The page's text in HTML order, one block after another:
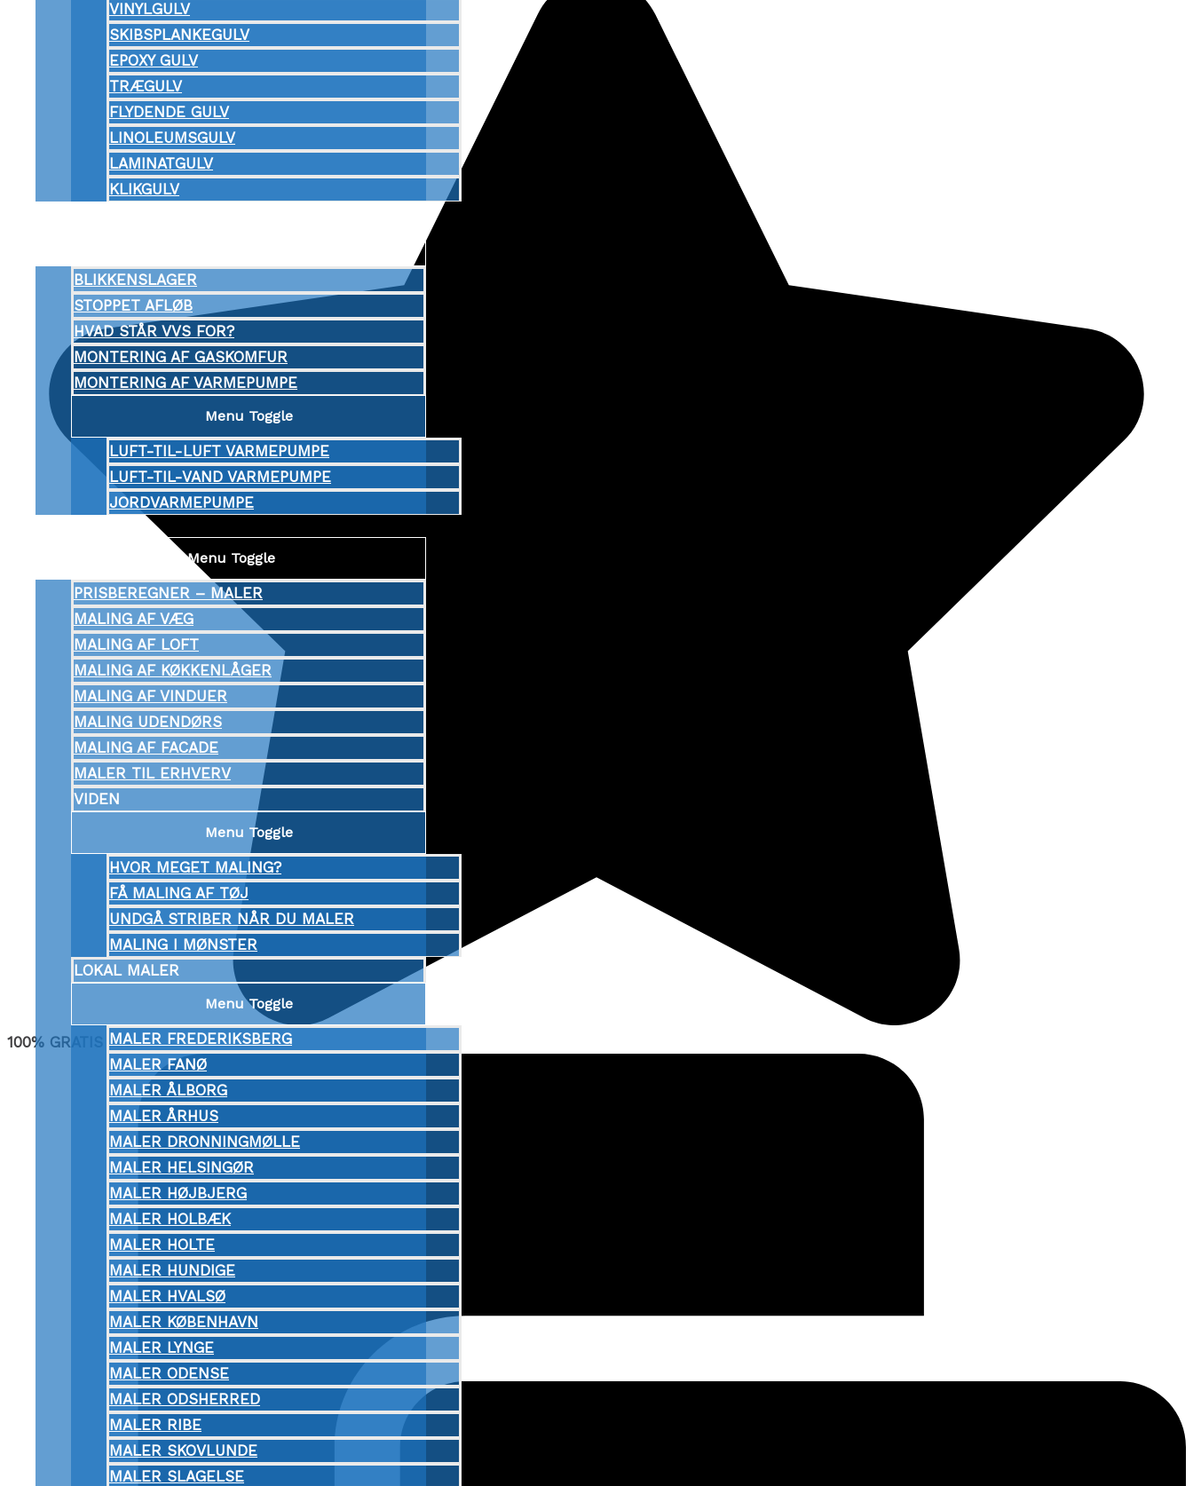
VINYLGULV
SKIBSPLANKEGULV
EPOXY GULV
TRÆGULV
FLYDENDE GULV
LINOLEUMSGULV
LAMINATGULV
KLIKGULV
BLIKKENSLAGER
STOPPET AFLØB
HVAD STÅR VVS FOR?
MONTERING AF GASKOMFUR
MONTERING AF VARMEPUMPE
Menu Toggle
LUFT-TIL-LUFT VARMEPUMPE
LUFT-TIL-VAND VARMEPUMPE
JORDVARMEPUMPE
Menu Toggle
PRISBEREGNER – MALER
MALING AF VÆG
MALING AF LOFT
MALING AF KØKKENLÅGER
MALING AF VINDUER
MALING UDENDØRS
MALING AF FACADE
MALER TIL ERHVERV
VIDEN
Menu Toggle
HVOR MEGET MALING?
FÅ MALING AF TØJ
UNDGÅ STRIBER NÅR DU MALER
MALING I MØNSTER
LOKAL MALER
Menu Toggle
MALER FREDERIKSBERG
MALER FANØ
MALER ÅLBORG
MALER ÅRHUS
MALER DRONNINGMØLLE
MALER HELSINGØR
MALER HØJBJERG
MALER HOLBÆK
MALER HOLTE
MALER HUNDIGE
MALER HVALSØ
MALER KØBENHAVN
MALER LYNGE
MALER ODENSE
MALER ODSHERRED
MALER RIBE
MALER SKOVLUNDE
MALER SLAGELSE
100% GRATIS